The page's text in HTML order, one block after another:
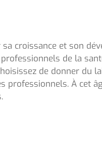
croissance et son
de la
de donner du
professionnels. À cet